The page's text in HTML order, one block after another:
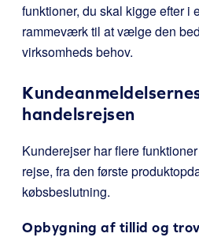
funktioner, du skal kigge efter i
rammeværk til at vælge den
virksomheds behov.
handelsrejsen
Kunderejser har flere
rejse, fra den første
købsbeslutning.
Opbygning af tillid og